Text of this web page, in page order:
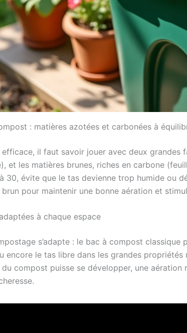
: matières azotées et carbonées à
il faut savoir jouer avec deux grandes
et les matières brunes, riches en carbone
évite que le tas devienne trop humide ou
pour maintenir une bonne aération et
à chaque espace
s’adapte : le bac à compost
encore le tas libre dans les grandes
compost puisse se développer, une